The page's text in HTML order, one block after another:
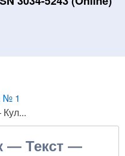
№ 1
— Текст —